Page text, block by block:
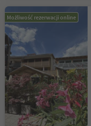
Możliwość rezerwacji online